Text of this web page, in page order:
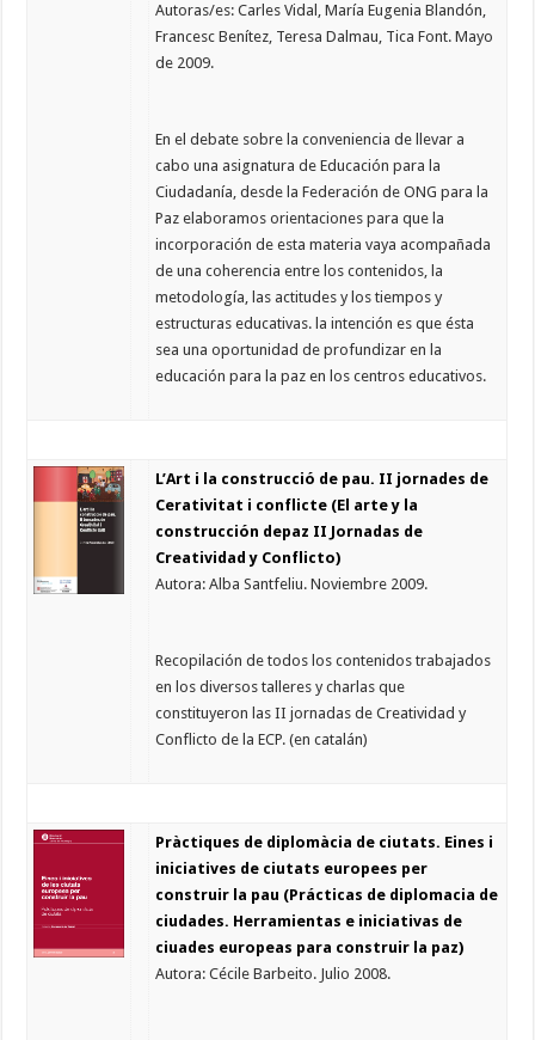
Autoras/es: Carles Vidal, María Eugenia Blandón,
Francesc Benítez, Teresa Dalmau, Tica Font. Mayo
de 2009.
En el debate sobre la conveniencia de llevar a
cabo una asignatura de Educación para la
Ciudadanía, desde la Federación de ONG para la
Paz elaboramos orientaciones para que la
incorporación de esta materia vaya acompañada
de una coherencia entre los contenidos, la
metodología, las actitudes y los tiempos y
estructuras educativas. la intención es que ésta
sea una oportunidad de profundizar en la
educación para la paz en los centros educativos.
L’Art i la construcció de pau. II jornades de
Cerativitat i conflicte (El arte y la
construcción depaz II Jornadas de
Creatividad y Conflicto)
Autora: Alba Santfeliu. Noviembre 2009.
Recopilación de todos los contenidos trabajados
en los diversos talleres y charlas que
constituyeron las II jornadas de Creatividad y
Conflicto de la ECP. (en catalán)
Pràctiques de diplomàcia de ciutats. Eines i
iniciatives de ciutats europees per
construir la pau (Prácticas de diplomacia de
ciudades. Herramientas e iniciativas de
ciuades europeas para construir la paz)
Autora: Cécile Barbeito. Julio 2008.